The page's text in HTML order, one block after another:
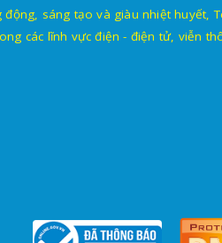
sáng tạo và giàu nhiệt huyết,
các lĩnh vực điện - điện tử, viễn